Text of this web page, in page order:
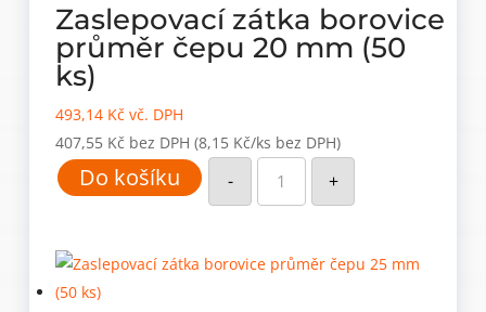
Zaslepovací zátka borovice
průměr čepu 20 mm (50
ks)
493,14 Kč vč. DPH
407,55 Kč bez DPH (8,15 Kč/ks bez DPH)
Do košíku -
Zaslepovací
zátka
borovice
průměr
(50
+